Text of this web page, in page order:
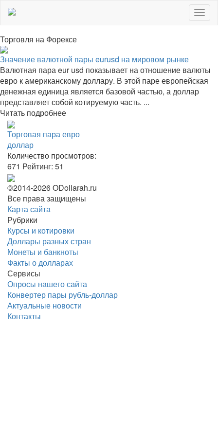
Торговля на Форексе
Значение валютной пары eurusd на мировом рынке
Валютная пара eur usd показывает на отношение валюты
евро к американскому доллару. В этой паре европейская
денежная единица является базовой частью, а доллар
представляет собой котируемую часть. ...
Читать подробнее
Торговая пара евро
доллар
Количество просмотров:
671 Рейтинг: 51
©2014-2026 ODollarah.ru
Все права защищены
Карта сайта
Рубрики
Курсы и котировки
Доллары разных стран
Монеты и банкноты
Факты о долларах
Сервисы
Опросы нашего сайта
Конвертер пары рубль-доллар
Актуальные новости
Контакты